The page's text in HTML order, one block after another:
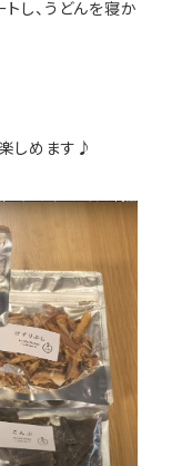
し、うどんを寝か
しめます♪